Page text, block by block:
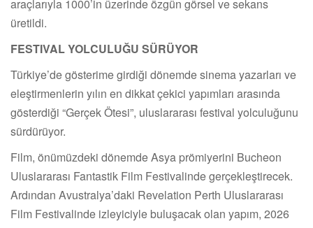
araçlarıyla 1000’in üzerinde özgün görsel ve sekans
üretildi.
FESTIVAL YOLCULUĞU SÜRÜYOR
Türkiye’de gösterime girdiği dönemde sinema yazarları ve
eleştirmenlerin yılın en dikkat çekici yapımları arasında
gösterdiği “Gerçek Ötesi”, uluslararası festival yolculuğunu
sürdürüyor.
Film, önümüzdeki dönemde Asya prömiyerini Bucheon
Uluslararası Fantastik Film Festivalinde gerçekleştirecek.
Ardından Avustralya’daki Revelation Perth Uluslararası
Film Festivalinde izleyiciyle buluşacak olan yapım, 2026